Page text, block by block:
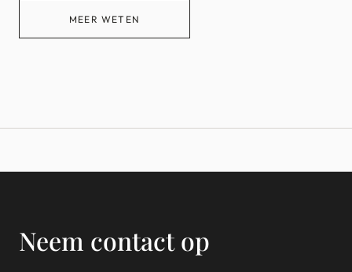
MEER WETEN
Neem contact op